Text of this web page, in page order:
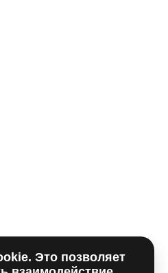
политику
Это позволяет